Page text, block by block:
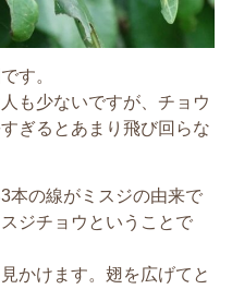
す。
も少ないですが、チョウ
ぎるとあまり飛び回らな
本の線がミスジの由来で
ジチョウということで
かけます。翅を広げてと